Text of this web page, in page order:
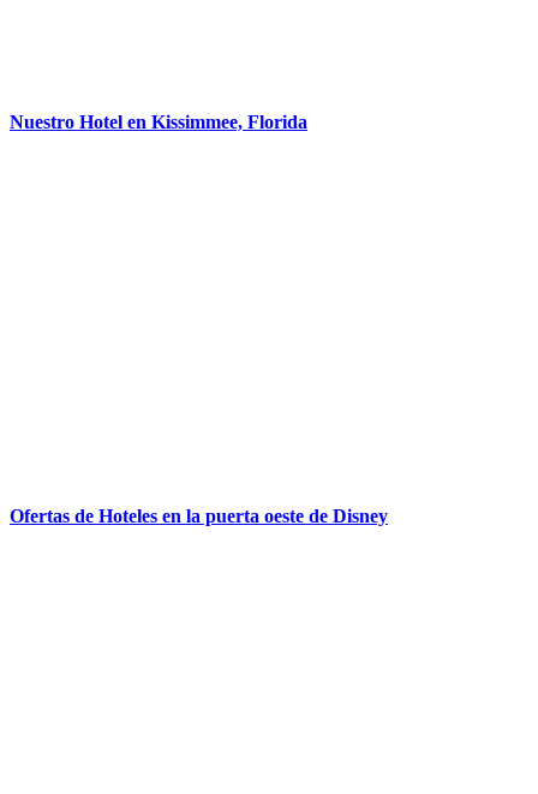
Nuestro Hotel en Kissimmee, Florida
Ofertas de Hoteles en la puerta oeste de Disney